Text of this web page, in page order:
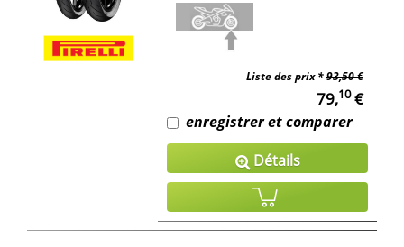
Liste des prix *93,50 €
79,10€
enregistrer et comparer
Détails